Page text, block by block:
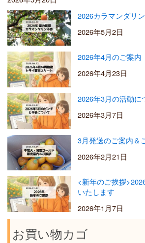
2026カラマンダリ
2026年5月2日
2026年4月のご案内
2026年4月23日
2026年3月の活動に
2026年3月7日
3月発送のご案内＆
2026年2月21日
<新年のご挨拶
いたします
2026年1月7日
お買い物カゴ